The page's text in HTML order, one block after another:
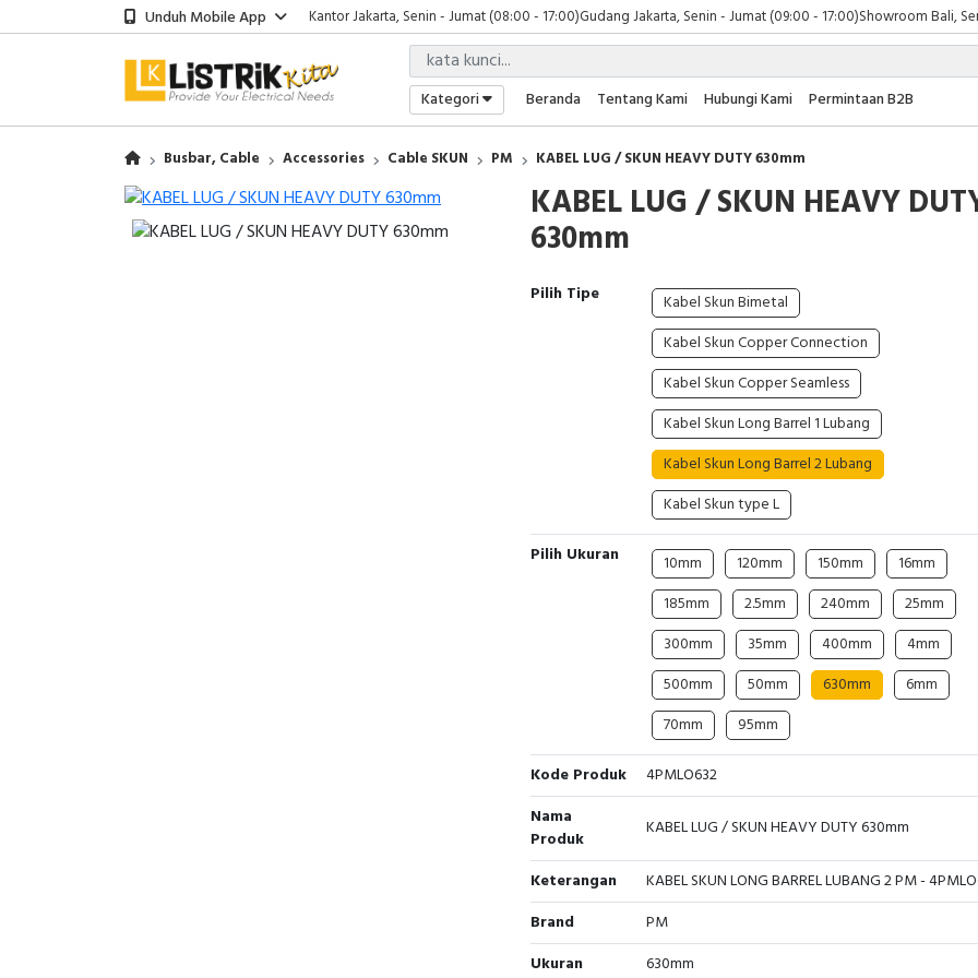
Unduh Mobile App Kantor Jakarta, Senin - Jumat (08:00 - 17:00)Gudang Jakarta, Senin - Jumat (09:00 - 17:00)Showroom Bali,
Kategori Beranda Tentang Kami Hubungi Kami Permintaan B2B
Busbar, Cable Accessories Cable SKUN PM KABEL LUG / SKUN HEAVY DUTY 630mm
KABEL LUG / SKUN HEAVY
630mm
Pilih Tipe
Kabel Skun Bimetal
Kabel Skun Copper Connection
Kabel Skun Copper Seamless
Kabel Skun Long Barrel 1 Lubang
Kabel Skun Long Barrel 2 Lubang
Kabel Skun type L
Pilih Ukuran
10mm 120mm 150mm
16mm
185mm
2.5mm 240mm
25mm
300mm
35mm 400mm
4mm
500mm
50mm 630mm
6mm
70mm
95mm
Kode Produk
4PMLO632
Nama
Produk
KABEL LUG / SKUN HEAVY DUTY 630mm
Keterangan
KABEL SKUN LONG BARREL LUBANG 2 PM -
Brand
PM
Ukuran
630mm